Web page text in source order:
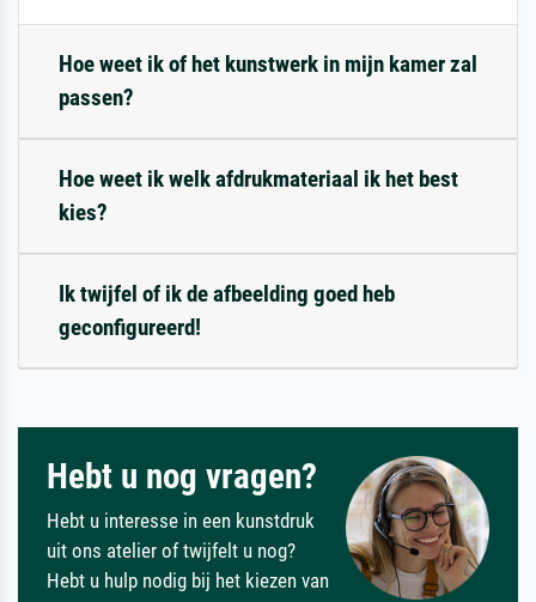
Hoe weet ik of het kunstwerk in mijn kamer zal
passen?
Hoe weet ik welk afdrukmateriaal ik het best
kies?
Ik twijfel of ik de afbeelding goed heb
geconfigureerd!
Hebt u nog vragen?
Hebt u interesse in een kunstdruk
uit ons atelier of twijfelt u nog?
Hebt u hulp nodig bij het kiezen van